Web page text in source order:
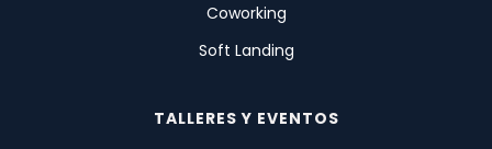
Coworking
Soft Landing
TALLERES Y EVENTOS